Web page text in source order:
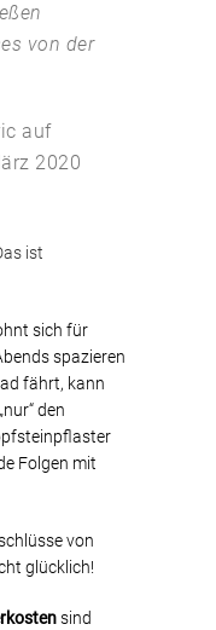
von der
auf
2020
ist
sich für
spazieren
fährt, kann
den
Folgen mit
von
glücklich!
sind